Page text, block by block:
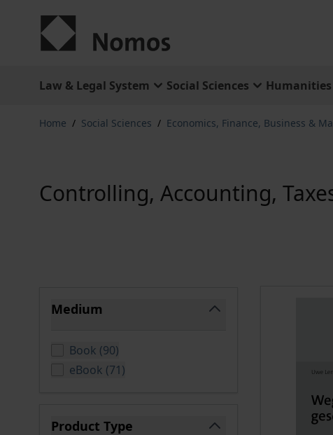
Law & Legal System Social Sciences Humanities
Home / Social Sciences / Economics, Finance, Business &
Controlling, Accounting,
Medium
Book (90products available
)
eBook (71products available
)
Product Type